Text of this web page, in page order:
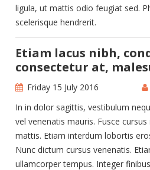
ligula, ut mattis odio feugiat sed.
scelerisque hendrerit.
Etiam lacus nibh,
consectetur at,
Friday 15 July 2016
In in dolor sagittis, vestibulum
vel venenatis mauris. Fusce
mattis. Etiam interdum lobortis
Nunc dictum cursus venenatis.
ullamcorper tempus. Integer